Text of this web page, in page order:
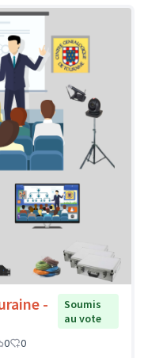
-
Soumis
au vote
0 0